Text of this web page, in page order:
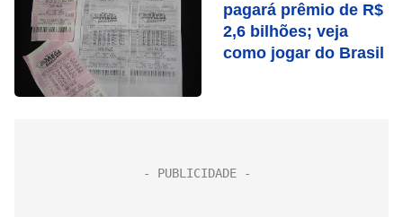
pagará prêmio de R$
2,6 bilhões; veja
como jogar do Brasil